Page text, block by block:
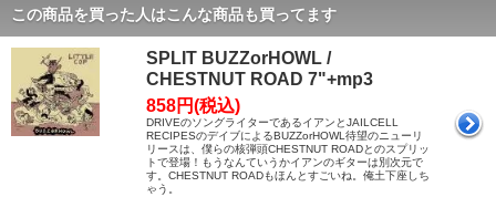
この商品を買った人はこんな商品も買ってます
SPLIT BUZZorHOWL /
CHESTNUT ROAD 7"+mp3
858円(税込)
DRIVEのソングライターであるイアンとJAILCELL
RECIPESのデイブによるBUZZorHOWL待望のニューリ
リースは、僕らの核弾頭CHESTNUT ROADとのスプリッ
トで登場！もうなんていうかイアンのギターは別次元で
す。CHESTNUT ROADもほんとすごいね。俺土下座しち
ゃう。